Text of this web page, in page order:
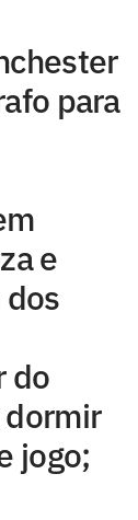
para
e
dos
do
dormir
jogo;